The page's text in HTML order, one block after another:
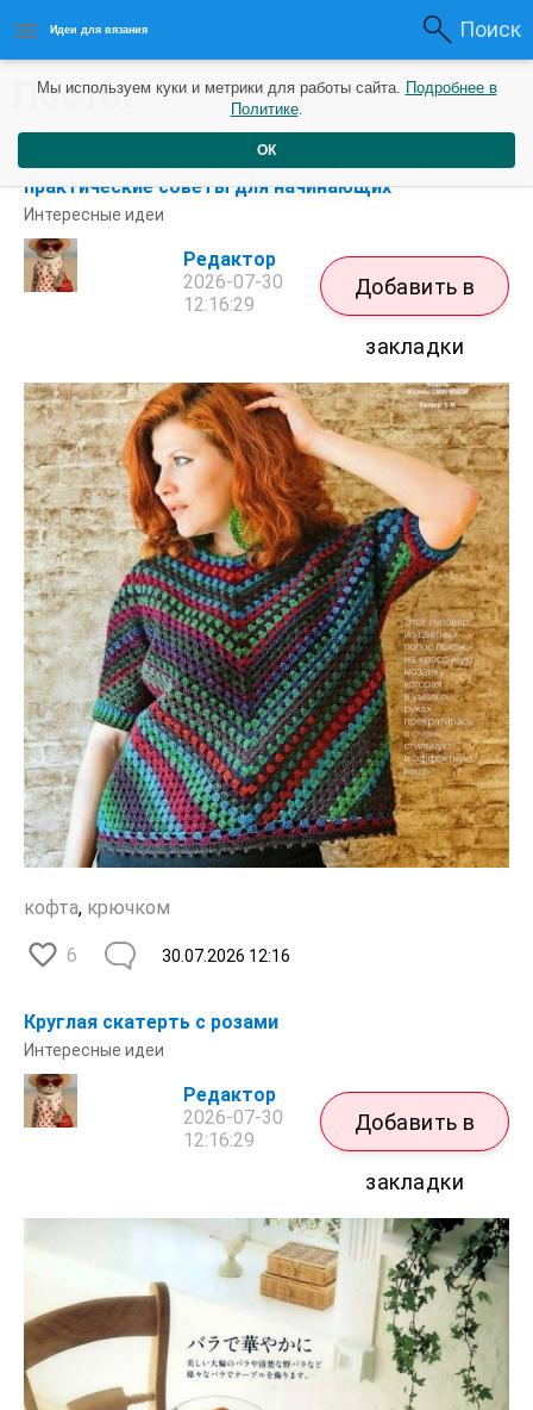
Идеи для вязания Поиск
Посты
Лёгкая кофточка крючком: идеи, выбор пряжи и
практические советы для начинающих
Интересные идеи
Редактор
2026-07-30
12:16:29
Добавить в
закладки
кофта, крючком
6 30.07.2026 12:16
Круглая скатерть с розами
Интересные идеи
Редактор
2026-07-30
12:16:29
Добавить в
закладки
Мы используем куки и метрики для работы сайта. Подробнее в
Политике.
ОК